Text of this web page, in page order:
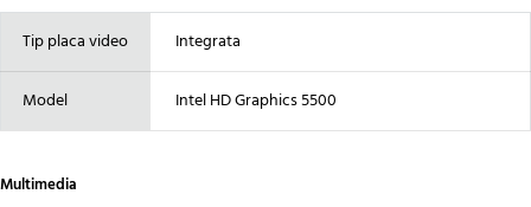
Tip placa video Integrata
Model Intel HD Graphics 5500
Multimedia